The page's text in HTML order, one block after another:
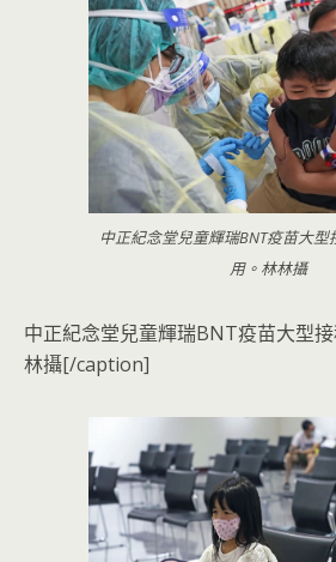
中正紀念堂兒童輝瑞BNT疫苗大
用。林林攝
中正紀念堂兒童輝瑞BNT疫苗大型
林攝[/caption]